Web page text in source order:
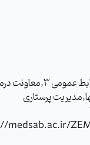
روابط عمومی
پرستاری
medsab.ac.ir/